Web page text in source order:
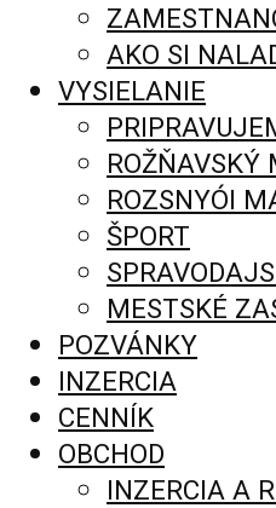
AKO SI
VYSIELANIE
ROŽŇAVSKÝ
ROZSNYÓI
ŠPORT
MESTSKÉ
POZVÁNKY
INZERCIA
CENNÍK
OBCHOD
INZERCIA A